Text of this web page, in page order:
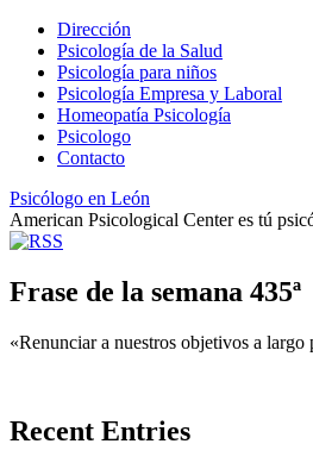
Dirección
Psicología de la Salud
Psicología para niños
Psicología Empresa y Laboral
Homeopatía Psicología
Psicologo
Contacto
Psicólogo en León
American Psicological Center es tú
Frase de la semana 435ª
«Renunciar a nuestros objetivos a
Recent Entries